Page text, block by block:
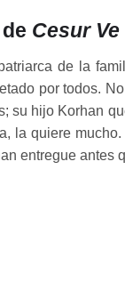
Cesur
de la
por todos.
su hijo Korhan
la quiere
entregue antes